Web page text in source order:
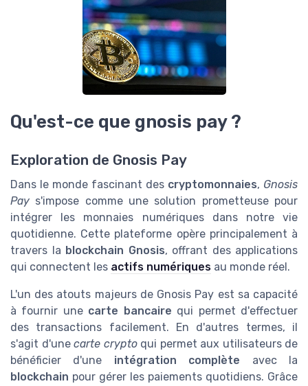
Qu'est-ce que gnosis pay ?
Exploration de Gnosis Pay
Dans le monde fascinant des cryptomonnaies, Gnosis
Pay s'impose comme une solution prometteuse pour
intégrer les monnaies numériques dans notre vie
quotidienne. Cette plateforme opère principalement à
travers la blockchain Gnosis, offrant des applications
qui connectent les actifs numériques au monde réel.
L'un des atouts majeurs de Gnosis Pay est sa capacité
à fournir une carte bancaire qui permet d'effectuer
des transactions facilement. En d'autres termes, il
s'agit d'une carte cryptoqui permet aux utilisateurs de
bénéficier d'une intégration complète avec la
blockchain pour gérer les paiements quotidiens. Grâce